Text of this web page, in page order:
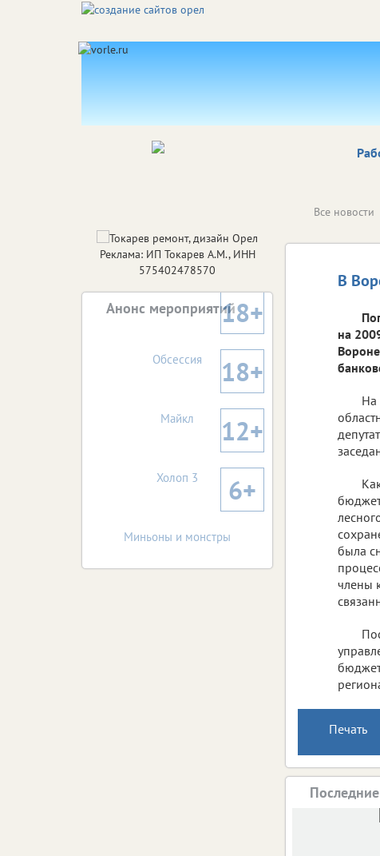
Все новости
В
на
На
была
члены
Печать
Реклама: ИП Токарев А.М., ИНН
575402478570
Анонс мероприятий18+
Обсессия 18+
Майкл 12+
Холоп 3 6+
Миньоны и монстры